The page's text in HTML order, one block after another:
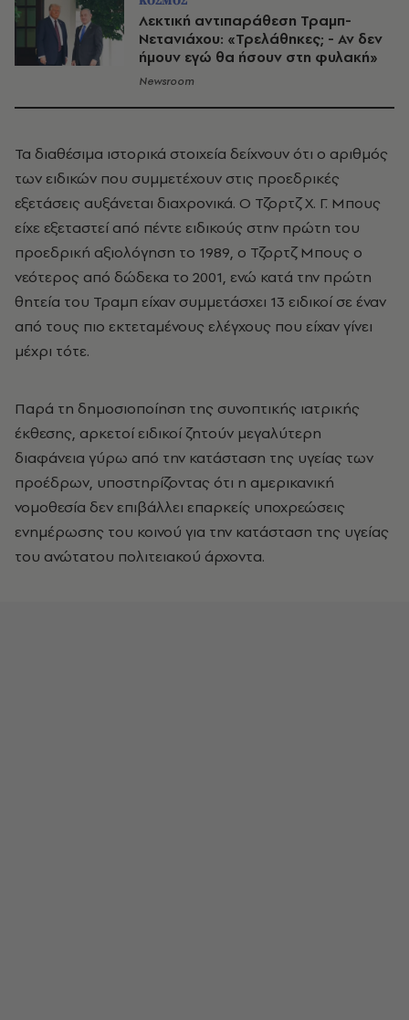
Λεκτική αντιπαράθεση Τραμπ-
Νετανιάχου: «Τρελάθηκες; - Αν δεν
ήμουν εγώ θα ήσουν στη φυλακή»
Newsroom
Τα διαθέσιμα ιστορικά στοιχεία δείχνουν ότι ο αριθμός
των ειδικών που συμμετέχουν στις προεδρικές
εξετάσεις αυξάνεται διαχρονικά. Ο Τζορτζ Χ. Γ. Μπους
είχε εξεταστεί από πέντε ειδικούς στην πρώτη του
προεδρική αξιολόγηση το 1989, ο Τζορτζ Μπους ο
νεότερος από δώδεκα το 2001, ενώ κατά την πρώτη
θητεία του Τραμπ είχαν συμμετάσχει 13 ειδικοί σε έναν
από τους πιο εκτεταμένους ελέγχους που είχαν γίνει
μέχρι τότε.
Παρά τη δημοσιοποίηση της συνοπτικής ιατρικής
έκθεσης, αρκετοί ειδικοί ζητούν μεγαλύτερη
διαφάνεια γύρω από την κατάσταση της υγείας των
προέδρων, υποστηρίζοντας ότι η αμερικανική
νομοθεσία δεν επιβάλλει επαρκείς υποχρεώσεις
ενημέρωσης του κοινού για την κατάσταση της υγείας
του ανώτατου πολιτειακού άρχοντα.